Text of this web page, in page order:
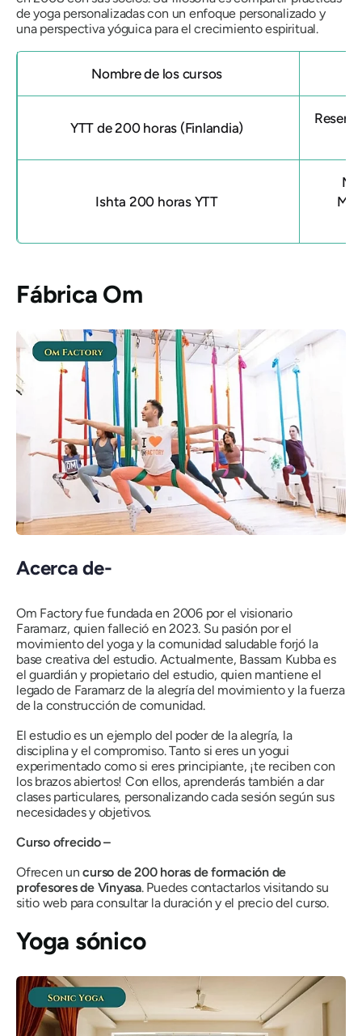
de yoga personalizadas con un enfoque personalizado y
una perspectiva yóguica para el crecimiento espiritual.
Nombre de los cursos
YTT de 200 horas (Finlandia)
Ishta 200 horas YTT
Fábrica Om
Acerca de-
Om Factory fue fundada en 2006 por el visionario
Faramarz, quien falleció en 2023. Su pasión por el
movimiento del yoga y la comunidad saludable forjó la
base creativa del estudio. Actualmente, Bassam Kubba es
el guardián y propietario del estudio, quien mantiene el
legado de Faramarz de la alegría del movimiento y la fuerza
de la construcción de comunidad.
El estudio es un ejemplo del poder de la alegría, la
disciplina y el compromiso. Tanto si eres un yogui
experimentado como si eres principiante, ¡te reciben con
los brazos abiertos! Con ellos, aprenderás también a dar
clases particulares, personalizando cada sesión según sus
necesidades y objetivos.
Curso ofrecido –
Ofrecen uncurso de 200 horas de formación de
profesores de Vinyasa. Puedes contactarlos visitando su
sitio web para consultar la duración y el precio del curso.
Yoga sónico